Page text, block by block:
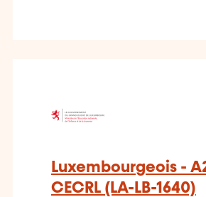
Luxembourgeois -
CECRL (LA-LB-1640)